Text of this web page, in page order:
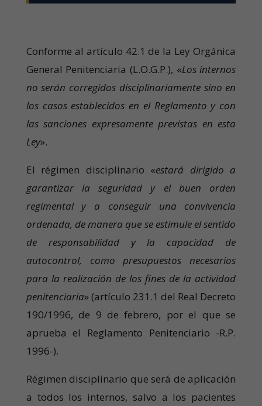
Conforme al artículo 42.1 de la Ley Orgánica
General Penitenciaria (L.O.G.P.), «Los internos
no serán corregidos disciplinariamente sino en
los casos establecidos en el Reglamento y con
las sanciones expresamente previstas en esta
Ley».
El régimen disciplinario «estará dirigido a
garantizar la seguridad y el buen orden
regimental y a conseguir una convivencia
ordenada, de manera que se estimule el sentido
de responsabilidad y la capacidad de
autocontrol, como presupuestos necesarios
para la realización de los fines de la actividad
penitenciaria» (artículo 231.1 del Real Decreto
190/1996, de 9 de febrero, por el que se
aprueba el Reglamento Penitenciario -R.P.
1996-).
Régimen disciplinario que será de aplicación
a todos los internos, salvo a los pacientes